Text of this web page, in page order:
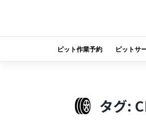
ピット作業予約 ピットサ
タグ: